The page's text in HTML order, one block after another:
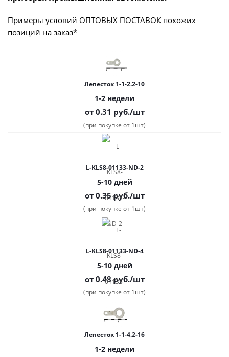
Примеры условий ОПТОВЫХ ПОСТАВОК похожих
позиций на заказ*
Лепесток 1-1-2.2-10
1-2 недели
от 0.31 руб./шт
(при покупке от 1шт)
L-KLS8-01133-ND-2
5-10 дней
от 0.35 руб./шт
(при покупке от 1шт)
L-KLS8-01133-ND-4
5-10 дней
от 0.48 руб./шт
(при покупке от 1шт)
Лепесток 1-1-4.2-16
1-2 недели